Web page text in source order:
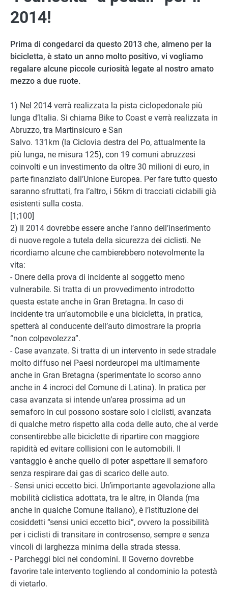
2014!
Prima di congedarci da questo 2013 che, almeno per la
bicicletta, è stato un anno molto positivo, vi vogliamo
regalare alcune piccole curiosità legate al nostro amato
mezzo a due ruote.
1) Nel 2014 verrà realizzata la pista ciclopedonale più
lunga d’Italia. Si chiama Bike to Coast e verrà realizzata in
Abruzzo, tra Martinsicuro e San
Salvo. 131km (la Ciclovia destra del Po, attualmente la
più lunga, ne misura 125), con 19 comuni abruzzesi
coinvolti e un investimento da oltre 30 milioni di euro, in
parte finanziato dall’Unione Europea. Per fare tutto questo
saranno sfruttati, fra l’altro, i 56km di tracciati ciclabili già
esistenti sulla costa.
[1;100]
2) Il 2014 dovrebbe essere anche l’anno dell’inserimento
di nuove regole a tutela della sicurezza dei ciclisti. Ne
ricordiamo alcune che cambierebbero notevolmente la
vita:
- Onere della prova di incidente al soggetto meno
vulnerabile. Si tratta di un provvedimento introdotto
questa estate anche in Gran Bretagna. In caso di
incidente tra un’automobile e una bicicletta, in pratica,
spetterà al conducente dell’auto dimostrare la propria
“non colpevolezza”.
- Case avanzate. Si tratta di un intervento in sede stradale
molto diffuso nei Paesi nordeuropei ma ultimamente
anche in Gran Bretagna (sperimentate lo scorso anno
anche in 4 incroci del Comune di Latina). In pratica per
casa avanzata si intende un’area prossima ad un
semaforo in cui possono sostare solo i ciclisti, avanzata
di qualche metro rispetto alla coda delle auto, che al verde
consentirebbe alle biciclette di ripartire con maggiore
rapidità ed evitare collisioni con le automobili. Il
vantaggio è anche quello di poter aspettare il semaforo
senza respirare dai gas di scarico delle auto.
- Sensi unici eccetto bici. Un’importante agevolazione alla
mobilità ciclistica adottata, tra le altre, in Olanda (ma
anche in qualche Comune italiano), è l’istituzione dei
cosiddetti “sensi unici eccetto bici”, ovvero la possibilità
per i ciclisti di transitare in controsenso, sempre e senza
vincoli di larghezza minima della strada stessa.
- Parcheggi bici nei condomini. Il Governo dovrebbe
favorire tale intervento togliendo al condominio la potestà
di vietarlo.